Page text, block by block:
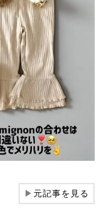
▶元記事を見る